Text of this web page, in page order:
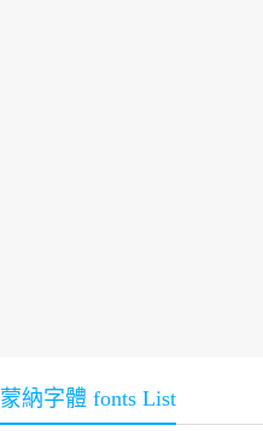
蒙納字體 fonts List